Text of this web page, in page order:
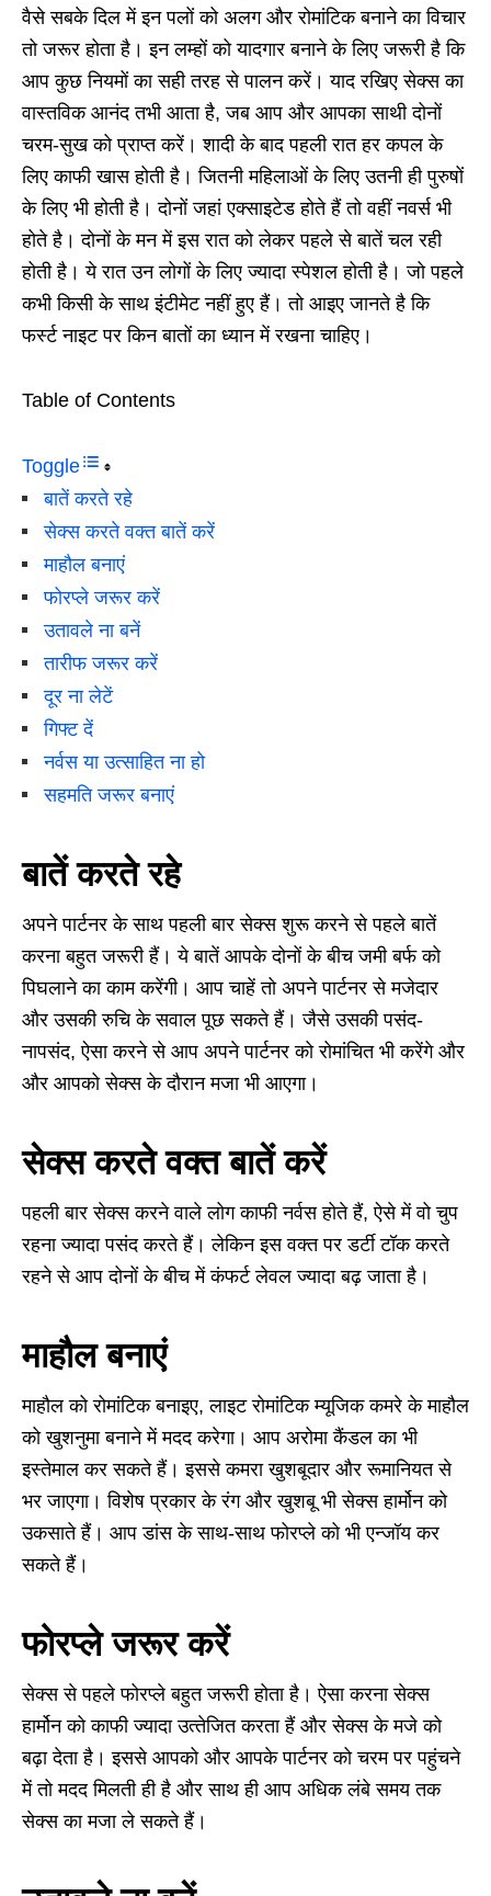
वैसे सबके दिल में इन पलों को अलग और रोमांटिक बनाने का विचार
तो जरूर होता है। इन लम्‍हों को यादगार बनाने के लिए जरूरी है कि
आप कुछ नियमों का सही तरह से पालन करें। याद रखिए सेक्‍स का
वास्‍तविक आनंद तभी आता है,जब आप और आपका साथी दोनों
चरम-सुख को प्राप्‍त करें। शादी के बाद पहली रात हर कपल के
ल‍िए काफी खास होती है। जितनी महिलाओं के ल‍िए उतनी ही पुरुषों
के ल‍िए भी होती है। दोनों जहां एक्‍साइटेड होते हैं तो वहीं नवर्स भी
होते है। दोनों के मन में इस रात को लेकर पहले से बातें चल रही
होती है। ये रात उन लोगों के ल‍िए ज्‍यादा स्‍पेशल होती है। जो पहले
कभी किसी के साथ इंटीमेट नहीं हुए हैं। तो आइए जानते है कि
फर्स्‍ट नाइट पर किन बातों का ध्‍यान में रखना चाह‍िए।
Table of Contents
Toggle
बातें करते रहे
सेक्स करते वक्त बातें करें
माहौल बनाएं
फोरप्ले जरूर करें
उतावले ना बनें
तारीफ जरूर करें
दूर ना लेटें
गिफ्ट दें
नर्वस या उत्साहित ना हो
सहमति जरूर बनाएं
बातें करते रहे
अपने पार्टनर के साथ पहली बार सेक्‍स शुरू करने से पहले बातें
करना बहुत जरूरी हैं। ये बातें आपके दोनों के बीच जमी बर्फ को
पिघलाने का काम करेंगी। आप चाहें तो अपने पार्टनर से मजेदार
और उसकी रुचि के सवाल पूछ सकते हैं। जैसे उसकी पसंद-
नापसंद, ऐसा करने से आप अपने पार्टनर को रोमांचित भी करेंगे और
और आपको सेक्स के दौरान मजा भी आएगा।
सेक्स करते वक्त बातें करें
पहली बार सेक्स करने वाले लोग काफी नर्वस होते हैं,ऐसे में वो चुप
रहना ज्यादा पसंद करते हैं। लेकिन इस वक्त पर डर्टी टॉक करते
रहने से आप दोनों के बीच में कंफर्ट लेवल ज्यादा बढ़ जाता है।
माहौल बनाएं
माहौल को रोमांटिक बनाइए, लाइट रोमांटिक म्‍यूजिक कमरे के माहौल
को खुशनुमा बनाने में मदद करेगा। आप अरोमा कैंडल का भी
इस्‍तेमाल कर सकते हैं। इससे कमरा खुशबूदार और रूमानियत से
भर जाएगा। विशेष प्रकार के रंग और खुशबू भी सेक्‍स हार्मोन को
उकसाते हैं। आप डांस के साथ-साथ फोरप्‍ले को भी एन्‍जॉय कर
सकते हैं।
फोरप्ले जरूर करें
सेक्‍स से पहले फोरप्‍ले बहुत जरूरी होता है। ऐसा करना सेक्‍स
हार्मोन को काफी ज्यादा उत्‍तेजित करता हैं और सेक्‍स के मजे को
बढ़ा देता है। इससे आपको और आपके पार्टनर को चरम पर पहुंचने
में तो मदद मिलती ही है और साथ ही आप अधिक लंबे समय तक
सेक्‍स का मजा ले सकते हैं।